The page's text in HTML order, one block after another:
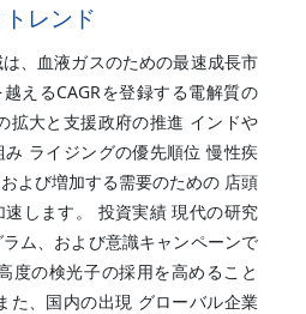
レンド
、血液ガスのための最速成長市
えるCAGRを登録する電解質の
拡大と支援政府の推進 インドや
ライジングの優先順位 慢性疾
よび増加する需要のための 店頭
します。 投資実績 現代の研究
ム、および意識キャンペーンで
度の検光子の採用を高めること
た、国内の出現 グローバル企業